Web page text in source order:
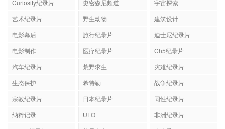
Curiosity纪录片 史密森尼频道
宇宙探索
艺术纪录片
野生动物
建筑设计
电影幕后
旅行纪录片
迪士尼纪录片
电影制作
医疗纪录片
Ch5纪录片
汽车纪录片
荒野求生
灾难纪录片
生态保护
希特勒
战争纪录片
宗教纪录片
日本纪录片
同性纪录片
纳粹记录
UFO
非洲纪录片